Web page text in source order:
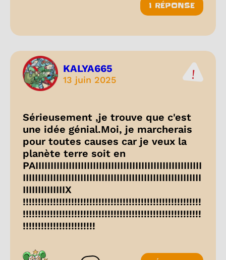
1 RÉPONSE
KALYA665
13 juin 2025
Sérieusement ,je trouve que c'est
une idée génial.Moi, je marcherais
pour toutes causes car je veux la
planète terre soit en
PAIIIIIIIIIIIIIIIIIIIIIIIIIIIIIIIIIIIIIIIIIIIIIIIIIIIIIII
IIIIIIIIIIIIIIIIIIIIIIIIIIIIIIIIIIIIIIIIIIIIIIIIIIIIIIIIIII
IIIIIIIIIIIIIIX
!!!!!!!!!!!!!!!!!!!!!!!!!!!!!!!!!!!!!!!!!!!!!!!!!!!!!!!!!!!
!!!!!!!!!!!!!!!!!!!!!!!!!!!!!!!!!!!!!!!!!!!!!!!!!!!!!!!!!!!
!!!!!!!!!!!!!!!!!!!!!!!!